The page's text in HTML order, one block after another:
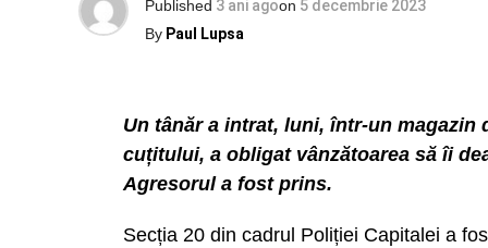
După ce a făcut control în perioada
ambele în subordinea Primăriei
important, ce a favorizat desfășurarea
faptul că parcela în cauză nu era
Bucureștiului – n.red.)”.
Published 3 ani agoon 5 decembrie 2023
By Paul Lupsa
Un tânăr a intrat, luni, într-un magazin
cuțitului, a obligat vânzătoarea să îi
Agresorul a fost prins.
Secția 20 din cadrul Poliției Capitalei a